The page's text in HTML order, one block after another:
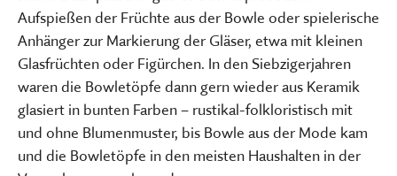
Aufspießen der Früchte aus der Bowle oder spielerische
Anhänger zur Markierung der Gläser, etwa mit kleinen
Glasfrüchten oder Figürchen. In den Siebzigerjahren
waren die Bowletöpfe dann gern wieder aus Keramik
glasiert in bunten Farben – rustikal-folkloristisch mit
und ohne Blumenmuster, bis Bowle aus der Mode kam
und die Bowletöpfe in den meisten Haushalten in der